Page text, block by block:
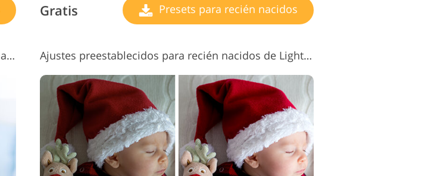
Gratis Presets para recién nacidos
Ajustes preestablecidos de Lightroom para recién nacidos gratuitos n.° 5 "Soft Skin" Ajustes preestablecidos para recién nacidos de Lightroom n.º 6 "Brighten"